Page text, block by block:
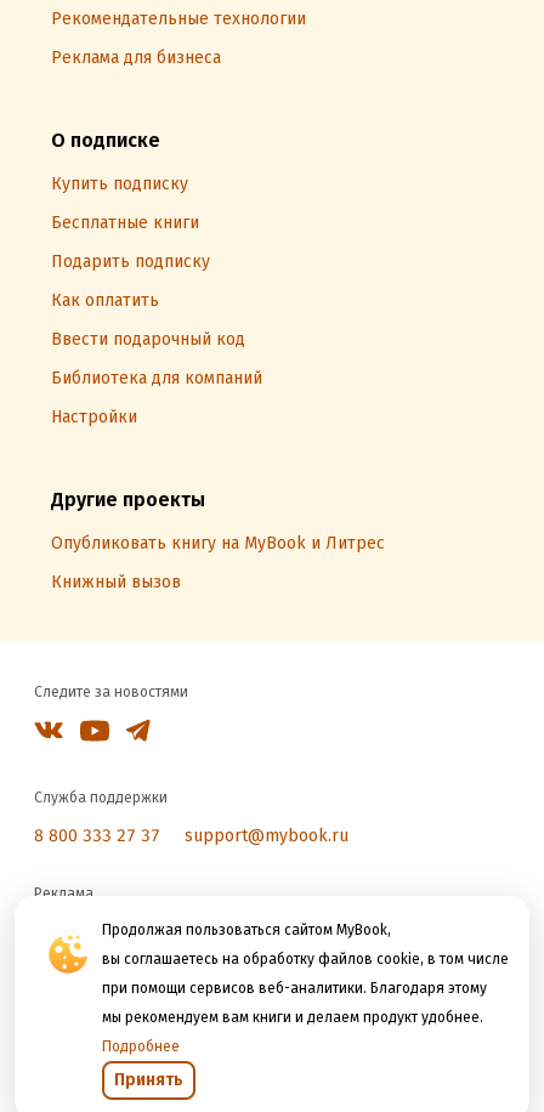
Продолжая пользоваться сайтом MyBook,
вы соглашаетесь на обработку файлов cookie, в том числе
при помощи сервисов веб-аналитики. Благодаря этому
мы рекомендуем вам книги и делаем продукт удобнее.
Подробнее
Принять
Рекомендательные технологии
Реклама для бизнеса
О подписке
Купить подписку
Бесплатные книги
Подарить подписку
Как оплатить
Ввести подарочный код
Библиотека для компаний
Настройки
Другие проекты
Опубликовать книгу на MyBook и Литрес
Книжный вызов
Следите за новостями
Служба поддержки
8 800 333 27 37 support@mybook.ru
Реклама
reklama@litres.ru
Мы принимаем к оплате
Открыть в приложении